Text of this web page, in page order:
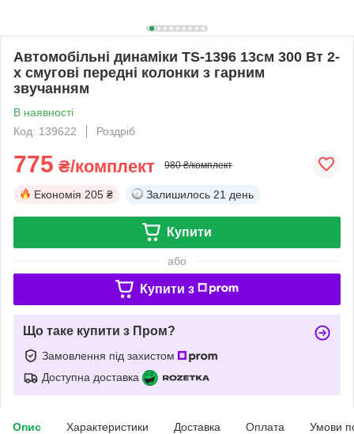
Автомобільні динаміки TS-1396 13см 300 Вт 2-
х смугові передні колонки з гарним
звучанням
В наявності
Код: 139622
Роздріб
775 ₴/комплект 980 ₴/комплект
Економія 205 ₴ Залишилось 21 день
Купити
або
Купити з
Що таке купити з Пром?
Замовлення під захистом
Доступна доставка
Опис Характеристики Доставка Оплата Умови